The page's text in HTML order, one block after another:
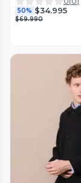
50% $34.995
$69.990